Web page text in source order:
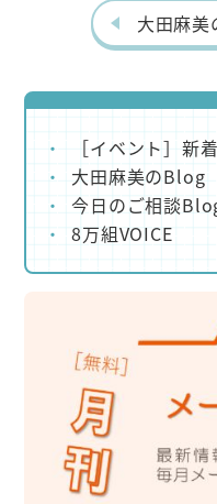
大田麻
［イベント］新
大田麻美のBlog
今日のご相談
8万組VOICE